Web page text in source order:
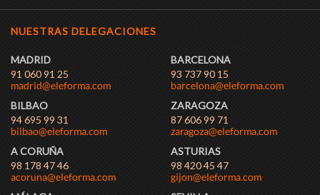
NUESTRAS DELEGACIONES
MADRID
91 060 91 25
BILBAO
94 695 99 31
BARCELONA
93 737 90 15
ZARAGOZA
87 606 99 71
A CORUÑA
98 178 47 46
ASTURIAS
98 420 45 47